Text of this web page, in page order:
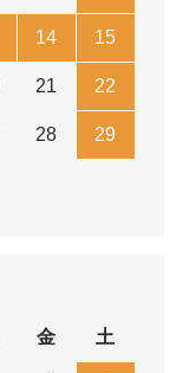
14 15
21 22
28 29
金 土